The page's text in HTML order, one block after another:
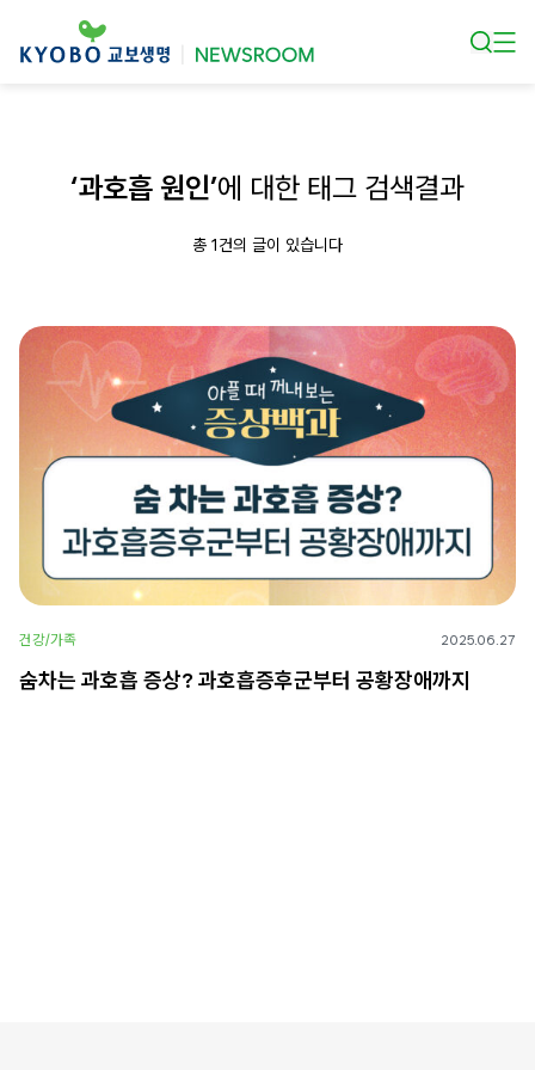
‘과호흡 원인’에 대한 태그 검색결과
총 1건의 글이 있습니다
건강/가족 2025.06.27
숨차는 과호흡 증상? 과호흡증후군부터 공황장애까지